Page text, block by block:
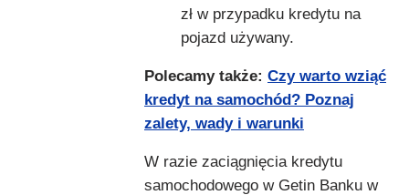
zł w przypadku kredytu na
pojazd używany.
Polecamy także: Czy warto wziąć
kredyt na samochód? Poznaj
zalety, wady i warunki
W razie zaciągnięcia kredytu
samochodowego w Getin Banku w